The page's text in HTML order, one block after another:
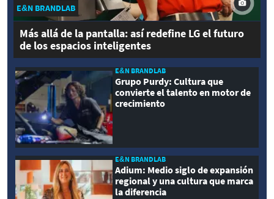
E&N BRANDLAB
Más allá de la pantalla: así redefine LG el futuro
de los espacios inteligentes
E&N BRANDLAB
Grupo Purdy: Cultura que
convierte el talento en motor de
crecimiento
E&N BRANDLAB
Adium: Medio siglo de expansión
regional y una cultura que marca
la diferencia